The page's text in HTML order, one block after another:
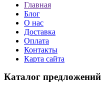
Главная
Блог
О нас
Доставка
Оплата
Контакты
Карта сайта
Каталог предложений